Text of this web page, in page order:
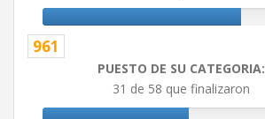
961
PUESTO DE SU CATEGORIA:
31 de 58 que finalizaron